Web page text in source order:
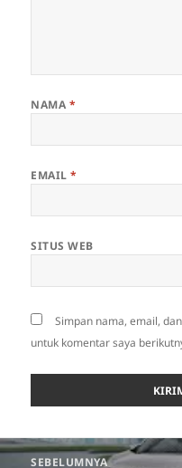
NAMA *
EMAIL*
SITUS WEB
Simpan nama, email,
untuk komentar saya
Navigasi
SEBELUMNYA